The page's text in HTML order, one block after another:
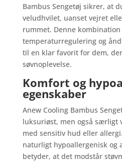
Bambus Sengetøj sikrer, at
veludhvilet, uanset vejret
rummet. Denne kombination
temperaturregulering og
til en klar favorit for dem,
søvnoplevelse.
Komfort og
egenskaber
Anew Cooling Bambus
luksuriøst, men også særligt
med sensitiv hud eller
naturligt hypoallergenisk og
betyder, at det modstår